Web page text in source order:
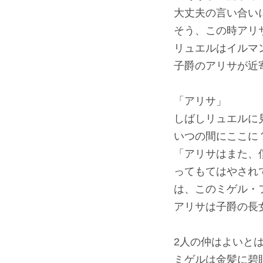
大丈夫の言い合い
そう、この時アリ
リュエルはイル
子爵のアリサが近
「アリサ」
しばしリュエル
いつの間にここに
「アリサはまた
ってもてはやさ
は、このミゲル・
アリサは子爵の長
2人の仲はよいと
ミゲルは金髪に